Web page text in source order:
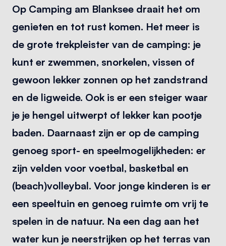
Op Camping am Blanksee draait het om
genieten en tot rust komen. Het meer is
de grote trekpleister van de camping: je
kunt er zwemmen, snorkelen, vissen of
gewoon lekker zonnen op het zandstrand
en de ligweide. Ook is er een steiger waar
je je hengel uitwerpt of lekker kan pootje
baden. Daarnaast zijn er op de camping
genoeg sport- en speelmogelijkheden: er
zijn velden voor voetbal, basketbal en
(beach)volleybal. Voor jonge kinderen is er
een speeltuin en genoeg ruimte om vrij te
spelen in de natuur. Na een dag aan het
water kun je neerstrijken op het terras van